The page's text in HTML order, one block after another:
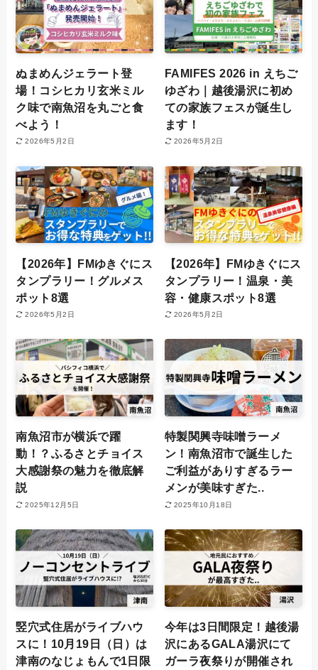
ぬまめんジェラート登
場！コシヒカリ玄米ミル
ク味で南魚沼を丸ごと食
べよう！
2026年5月2日
FAMIFES 2026 in えちご
ゆざわ｜越後湯沢に初め
ての家族フェスが誕生し
ます！
2026年5月2日
【2026年】FMゆきぐにス
タンプラリー！グルメス
ポット8選
2026年5月2日
【2026年】FMゆきぐにス
タンプラリー！温泉・美
容・健康スポット8選
2026年5月2日
南魚沼市が横浜で躍
動！？ふるさとチョイス
大感謝祭の魅力を徹底解
説
2025年12月5日
特製関興寺味噌ラーメ
ン！南魚沼市で誕生した
ご利益がありすぎるラー
メンが美味すぎた..
2025年10月18日
竪穴式住居がライブハウ
スに！10月19日（日）は
津南のなじょもんで1日限
今年は3日間限定！越後湯
沢にあるGALA湯沢にて
ガーラ夜祭りが開催され